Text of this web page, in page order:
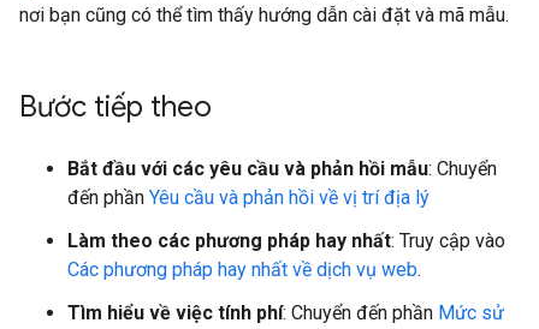
nơi bạn cũng có thể tìm thấy hướng dẫn cài đặt và mã mẫu.
Bước tiếp theo
Bắt đầu với các yêu cầu và phản hồi mẫu: Chuyển
đến phần Yêu cầu và phản hồi về vị trí địa lý
Làm theo các phương pháp hay nhất: Truy cập vào
Các phương pháp hay nhất về dịch vụ web.
Tìm hiểu về việc tính phí: Chuyển đến phần Mức sử